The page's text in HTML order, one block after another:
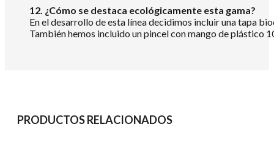
12. ¿Cómo se destaca ecológicamente esta gama?
En el desarrollo de esta línea decidimos incluir una tapa
También hemos incluido un pincel con mango de plástico
PRODUCTOS RELACIONADOS